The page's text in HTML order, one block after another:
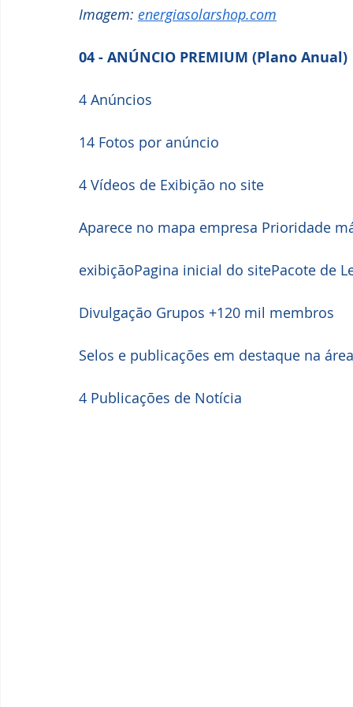
Imagem: energiasolarshop.com
04 - ANÚNCIO PREMIUM (Plano Anual)
4 Anúncios
14 Fotos por anúncio
4 Vídeos de Exibição no site
Aparece no mapa empresa Prioridade
exibiçãoPagina inicial do sitePacote de
Divulgação Grupos +120 mil membros
Selos e publicações em destaque na
4 Publicações de Notícia